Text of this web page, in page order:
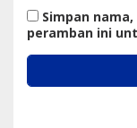
Simpan
peramban ini